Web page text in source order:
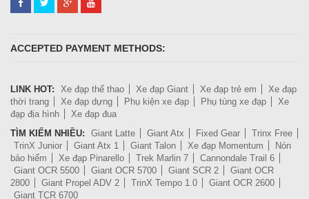
ACCEPTED PAYMENT METHODS:
LINK HOT: Xe đạp thể thao Xe đạp Giant Xe đạp trẻ em
Xe đạp
thời trang
Xe đạp dựng Phụ kiện xe đạp Phụ tùng xe đạp
Xe
đạp địa hình
Xe đạp đua
TÌM KIẾM NHIỀU:
Giant Latte Giant Atx Fixed Gear
Trinx Free
TrinX Junior
Giant Atx 1 Giant Talon Xe đạp Momentum
Nón
bảo hiểm
Xe đạp Pinarello Trek Marlin 7
Cannondale Trail 6
Giant OCR 5500
Giant OCR 5700 Giant SCR 2
Giant OCR
2800
Giant Propel ADV 2 TrinX Tempo 1.0
Giant OCR 2600
Giant TCR 6700